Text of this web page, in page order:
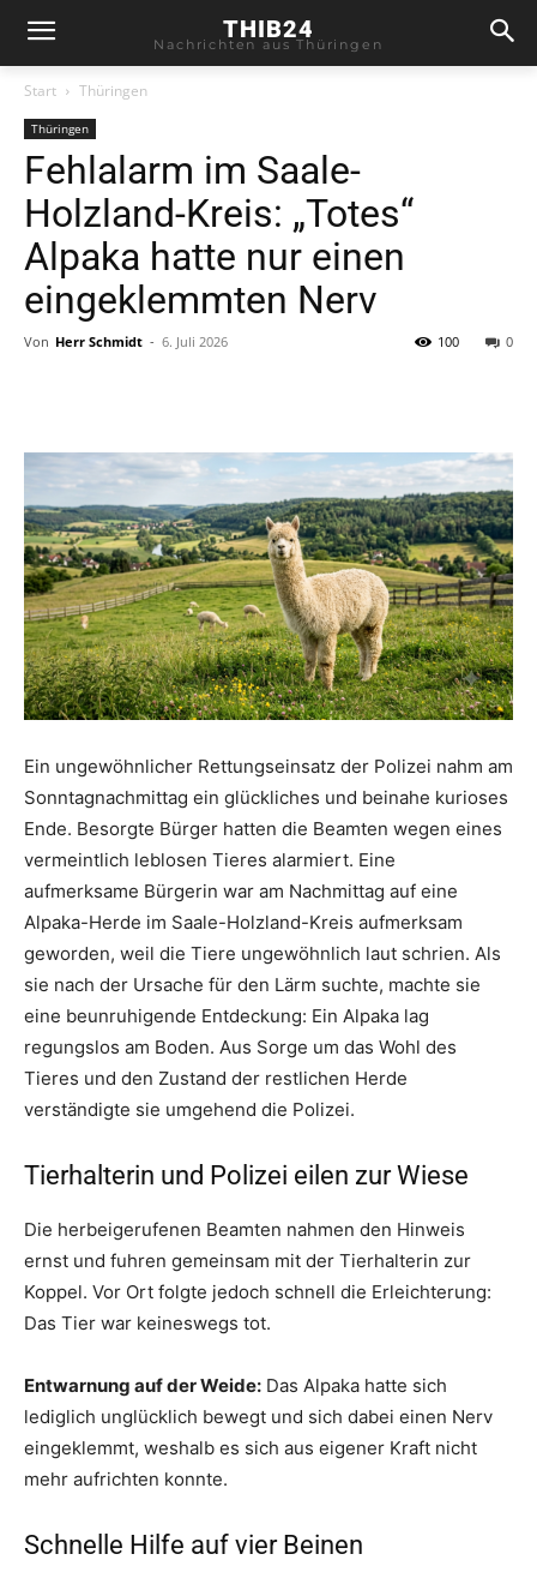
THIB24
Nachrichten aus Thüringen
Start Thüringen
Thüringen
Fehlalarm im Saale-
Holzland-Kreis: „Totes“
Alpaka hatte nur einen
eingeklemmten Nerv
Von Herr Schmidt - 6. Juli 2026 0
100
Ein ungewöhnlicher Rettungseinsatz der Polizei nahm am
Sonntagnachmittag ein glückliches und beinahe kurioses
Ende. Besorgte Bürger hatten die Beamten wegen eines
vermeintlich leblosen Tieres alarmiert. Eine
aufmerksame Bürgerin war am Nachmittag auf eine
Alpaka-Herde im Saale-Holzland-Kreis aufmerksam
geworden, weil die Tiere ungewöhnlich laut schrien. Als
sie nach der Ursache für den Lärm suchte, machte sie
eine beunruhigende Entdeckung: Ein Alpaka lag
regungslos am Boden. Aus Sorge um das Wohl des
Tieres und den Zustand der restlichen Herde
verständigte sie umgehend die Polizei.
Tierhalterin und Polizei eilen zur Wiese
Die herbeigerufenen Beamten nahmen den Hinweis
ernst und fuhren gemeinsam mit der Tierhalterin zur
Koppel. Vor Ort folgte jedoch schnell die Erleichterung:
Das Tier war keineswegs tot.
Entwarnung auf der Weide: Das Alpaka hatte sich
lediglich unglücklich bewegt und sich dabei einen Nerv
eingeklemmt, weshalb es sich aus eigener Kraft nicht
mehr aufrichten konnte.
Schnelle Hilfe auf vier Beinen